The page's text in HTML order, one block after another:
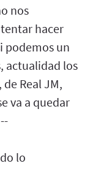
nos
hacer
podemos un
actualidad los
Real JM,
va a quedar
lo